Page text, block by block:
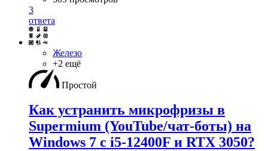
3
ответа
Железо
+2 ещё
Простой
Как устранить микрофризы в
Supermium (YouTube/чат-боты) на
Windows 7 с i5-12400F и RTX 3050?